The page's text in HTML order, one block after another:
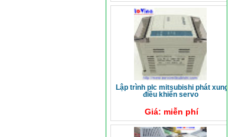
lập trình plc mitsubishi phát xung
điều khiển servo
Giá: miễn phí